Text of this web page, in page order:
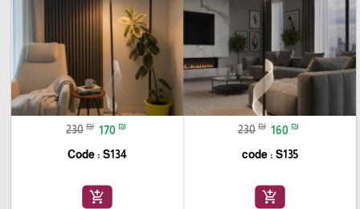
230 ₪ 160 ₪
code : S135
add_shopping_cart
230 ₪ 170 ₪
Code : S134
add_shopping_cart